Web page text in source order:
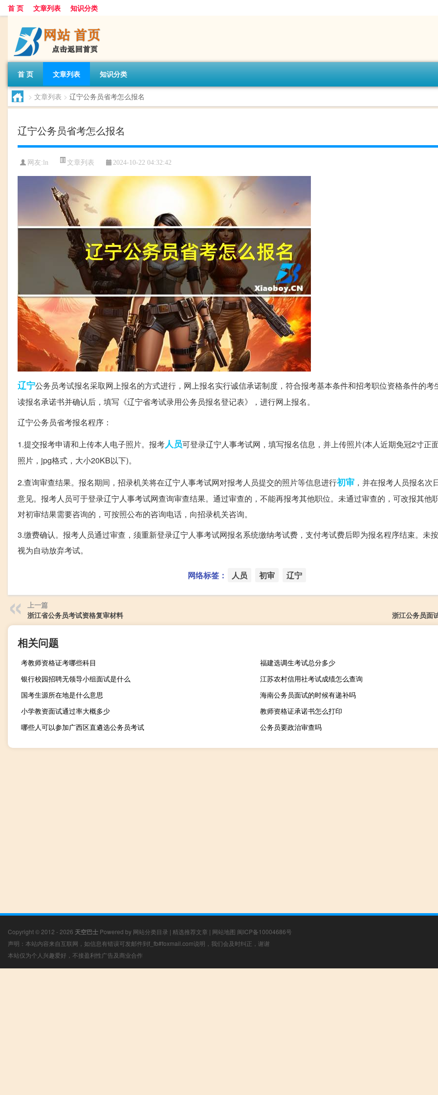
首 页 文章列表 知识分类
首 页 文章列表 知识分类
> 文章列表 > 辽宁公务员省考怎么报名
辽宁公务员省考怎么报名
网友: ln 文章列表 2024-10-22 04:32:42
辽宁公务员考试报名采取网上报名的方式进行，网上报名实行诚信承诺制度，符合报考基本条件和招考职位资格条件的考
读报名承诺书并确认后，填写《辽宁省考试录用公务员报名登记表》，进行网上报名。
辽宁公务员省考报名程序：
1.提交报考申请和上传本人电子照片。报考人员可登录辽宁人事考试网，填写报名信息，并上传照片(本人近期免冠2寸正
照片，jpg格式，大小20KB以下)。
2.查询审查结果。报名期间，招录机关将在辽宁人事考试网对报考人员提交的照片等信息进行初审 ，并在报考人员报名次
意见。报考人员可于登录辽宁人事考试网查询审查结果。通过审查的，不能再报考其他职位。未通过审查的，可改报其他
对初审结果需要咨询的，可按照公布的咨询电话，向招录机关咨询。
3.缴费确认。报考人员通过审查，须重新登录辽宁人事考试网报名系统缴纳考试费，支付考试费后即为报名程序结束。未
视为自动放弃考试。
网络标签： 人员 初审 辽宁
上一篇
浙江省公务员考试资格复审材料
浙江公务员面
相关问题
考教师资格证考哪些科目
福建选调生考试总分多少
银行校园招聘无领导小组面试是什么
江苏农村信用社考试成绩怎么查询
国考生源所在地是什么意思
海南公务员面试的时候有递补吗
小学教资面试通过率大概多少
教师资格证承诺书怎么打印
哪些人可以参加广西区直遴选公务员考试
公务员要政治审查吗
Copyright © 2012 - 2026 天空巴士 Powered by 网站分类目录 | 精选推荐文章 | 网站地图 闽ICP备10004686号
声明：本站内容来自互联网，如信息有错误可发邮件到f_fb#foxmail.com说明，我们会及时纠正，谢谢
本站仅为个人兴趣爱好，不接盈利性广告及商业合作